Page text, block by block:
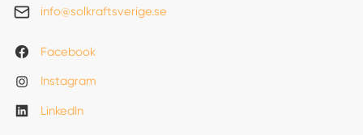
info@solkraftsverige.se
Facebook
Instagram
LinkedIn